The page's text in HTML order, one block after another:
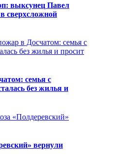
выксунец Павел
сверхсложной
семья с
без жилья и
вернули